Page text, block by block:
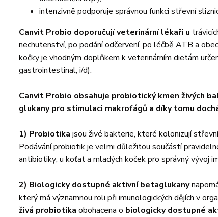
intenzivně podporuje správnou funkci střevní
Canvit Probio doporučují veterinární lékaři u
nechutenství, po podání odčervení, po léčbě ATB a
kočky je vhodným doplňkem k veterinárním dietám
gastrointestinal, i/d).
Canvit Probio obsahuje probiotický kmen živých
glukany pro stimulaci makrofágů a díky tomu
1) Probiotika jsou živé bakterie, které kolonizují
Podávání probiotik je velmi důležitou součástí
antibiotiky; u koťat a mladých koček pro správný vývoj
2) Biologicky dostupné aktivní betaglukany
který má významnou roli při imunologických dějích v
živá probiotika obohacena o biologicky dostupné